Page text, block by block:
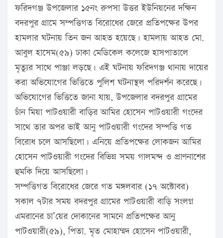
ফরিদগঞ্জ উপজেলার ১৫নং রুপসা উত্তর ইউনিয়নের দক্ষিন
বদরপুর গ্রামে সম্পত্তিগত বিরোধের জেরে প্রতিপক্ষের উপর
হামলার ঘটনায় তিন জন আহত হয়েছে। হামলায় আহত মো.
আবুল হাসেম(৫৯) ঢাকা মেডিকেল কলেজে হাসপাতালে
মৃত্যুর সাথে পাঞ্জা লড়ছে। এই ঘটনায় ফরিদগঞ্জ থানায় দায়ের
করা অভিযোগের ভিত্তিতে পুলিশ ঘটনাস্থল পরিদর্শন করেছে।
অভিযোগের ভিত্তিতে জানা যায়, উপজেলার বদরপুর গ্রামের
চাঁন মিয়া পাটওয়ারী বাড়ির আমির হোসেন পাটওয়ারী গংদের
সাথে তার অপর ভাই আনু পাটওয়ারী গংদের সম্পত্তি গত
বিরোধ চলে আসছিলো। এনিয়ে প্রতিপক্ষের লোকজন আমির
হোসেন পাটওয়ারী গংদের বিভিন্ন সময় গালমন্দ ও প্রাণনাশের
হুমকি দিয়ে আসছিলো।
সম্পত্তিগত বিরোধের জেরে গত মঙ্গলবার (১৭ অক্টোবর)
সকাল ৭টার সময় বদরপুর গ্রামের পাটওয়ারী বাড়ি সংলগ্ন
এমরানের চা’য়ের দোকানের সামনে প্রতিপক্ষের আনু
পাটওয়ারী(৫৯), পিতা. মৃত মোহাম্মদ হোসেন পাটওয়ারী,